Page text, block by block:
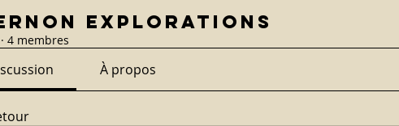
Explorations
· 4 membres
À propos